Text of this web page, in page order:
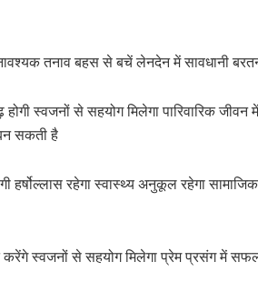
तनाव बहस से बचें लेनदेन में सावधानी
स्वजनों से सहयोग मिलेगा पारिवारिक
सकती है
हर्षोल्लास रहेगा स्वास्थ्य अनुकूल रहेगा सामाजिक
करेंगे स्वजनों से सहयोग मिलेगा प्रेम प्रसंग में